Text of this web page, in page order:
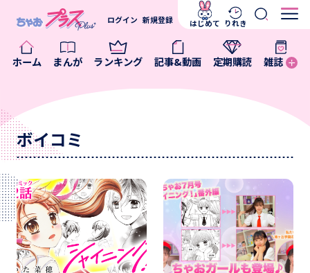
ホーム まんが ランキング 記事&動画 定期購読 雑誌
ログイン 新規登録 はじめて りれき
ボイコミ